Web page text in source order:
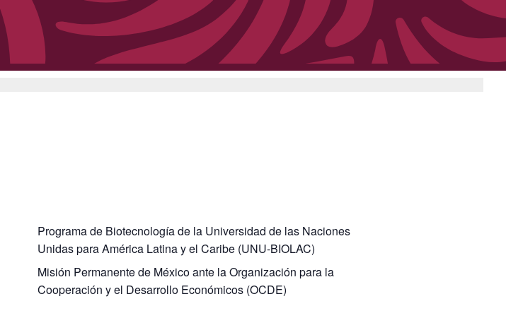
Programa de Biotecnología de la Universidad de las Naciones
Unidas para América Latina y el Caribe (UNU-BIOLAC)
Misión Permanente de México ante la Organización para la
Cooperación y el Desarrollo Económicos (OCDE)